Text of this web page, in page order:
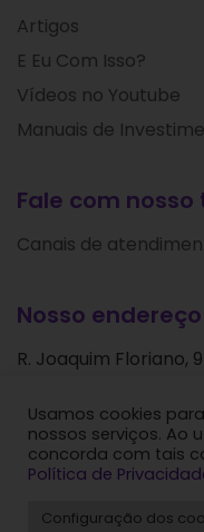
Artigos
E Eu Com Isso?
Vídeos no Youtube
Manuais de
Fale com nosso
Canais de
Nosso endereço
R. Joaquim Floriano,
São Paulo - SP
CEP: 04534-004
Levante Ideias de
Usamos cookies
nossos serviços. Ao
concorda com tais
Política de
Configuração dos